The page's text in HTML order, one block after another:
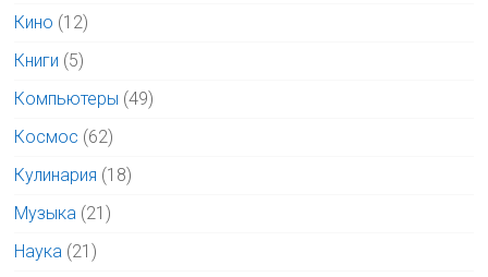
Кино (12)
Книги (5)
Компьютеры (49)
Космос (62)
Кулинария (18)
Музыка (21)
Наука (21)